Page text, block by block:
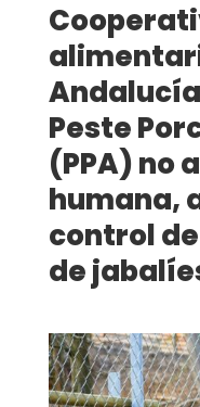
Peste
(PPA) no
humana,
control
de